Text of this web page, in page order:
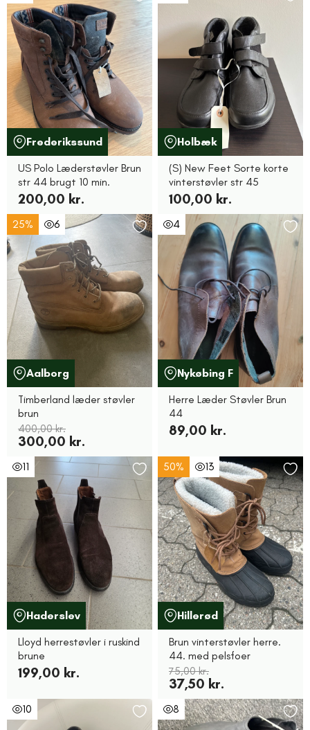
Frederikssund
US Polo Læderstøvler Brun
str 44 brugt 10 min.
200,00 kr.
Holbæk
(S) New Feet Sorte korte
vinterstøvler str 45
100,00 kr.
25% 6
Aalborg
Timberland læder støvler
brun
400,00 kr.
300,00 kr.
4
Nykøbing F
Herre Læder Støvler Brun
44
89,00 kr.
11
Haderslev
Lloyd herrestøvler i ruskind
brune
199,00 kr.
50% 13
Hillerød
Brun vinterstøvler herre.
44. med pelsfoer
75,00 kr.
37,50 kr.
10 8